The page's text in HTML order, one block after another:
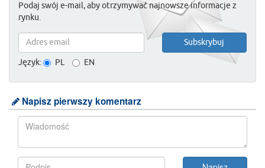
Podaj swój e-mail, aby otrzymywać najnowsze informacje z
rynku.
Język: PL EN
Napisz pierwszy komentarz